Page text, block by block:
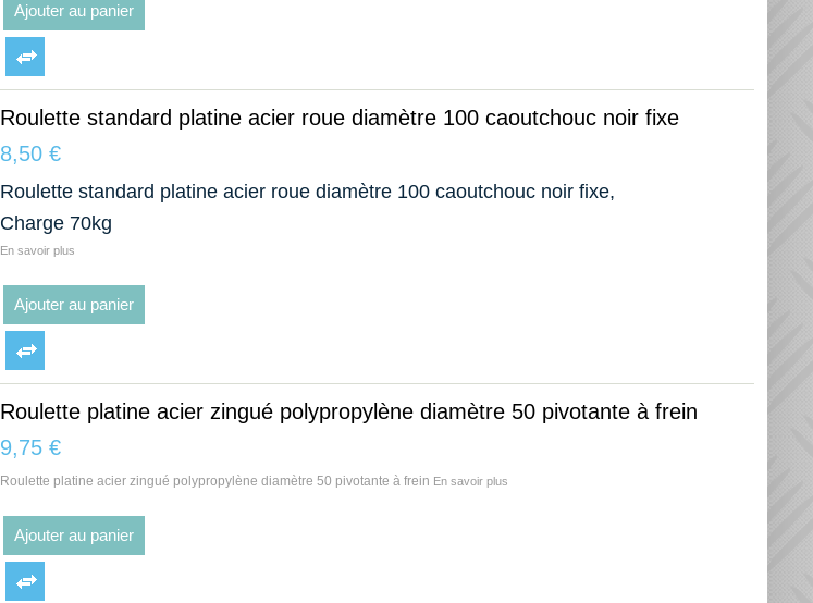
Ajouter au panier
Roulette standard platine acier roue diamètre 100 caoutchouc noir fixe
8,50 €
Roulette standard platine acier roue diamètre 100 caoutchouc noir fixe,
Charge 70kg
En savoir plus
Ajouter au panier
Roulette platine acier zingué polypropylène diamètre 50 pivotante à frein
9,75 €
Roulette platine acier zingué polypropylène diamètre 50 pivotante à frein En savoir plus
Ajouter au panier